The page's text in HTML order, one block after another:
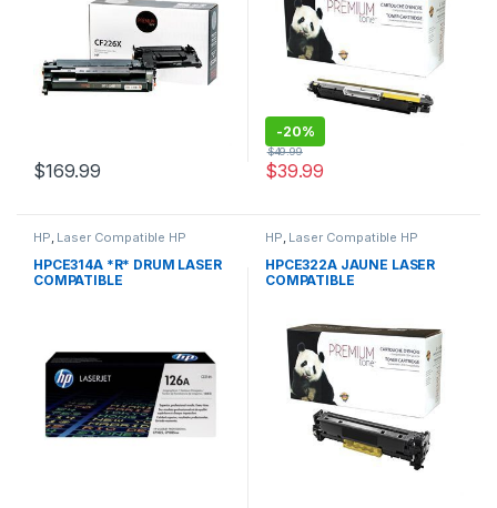
$169.99
-20%
$39.99
$49.99
HP, Laser Compatible HP
HPCE314A *R* DRUM LASER
COMPATIBLE
HP, Laser Compatible HP
HPCE322A JAUNE LASER
COMPATIBLE